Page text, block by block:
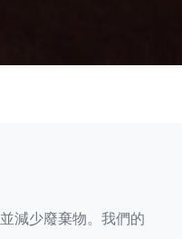
減少廢棄物。我們的